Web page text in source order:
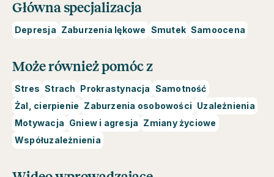
Główna specjalizacja
Depresja Zaburzenia lękowe Smutek Samoocena
Może również pomóc z
Stres Strach Prokrastynacja Samotność
Żal, cierpienie Zaburzenia osobowości Uzależnienia
Motywacja Gniew i agresja Zmiany życiowe
Współuzależnienia